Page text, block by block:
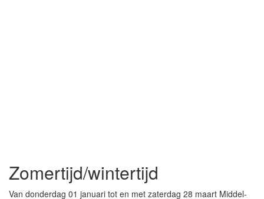
Zomertijd/wintertijd
Van donderdag 01 januari tot en met zaterdag 28 maart Middel-